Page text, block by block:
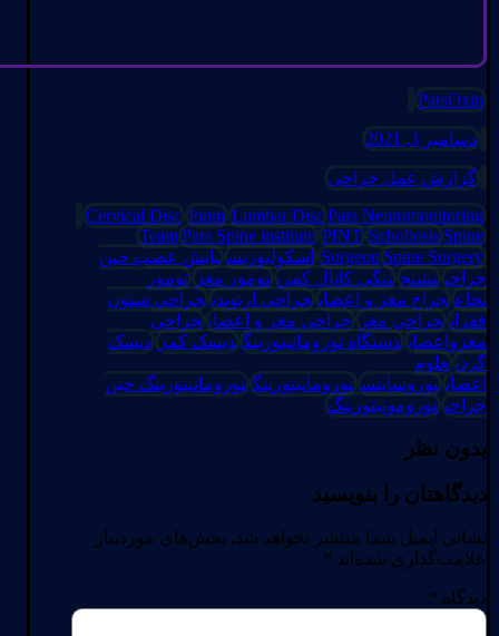
ParsOxin
دسامبر 3, 2021
گزارش عمل جراحی
Cervical Disc Ionm Lumbar DiscPars Neuromonitoring
TeamPars Spine institute PINT Scholiosis Spine
Surgeon Spine Surgery اسکولیوزیس پایش عصب حین
جراحی تشنج تنگی کانال کمری تومور مغز
تومور
نخاع جراح مغز و اعصاب جراحی ارتوپدی جراحی ستون
فقرات جراحی مغز جراحی مغز و اعصاب جراحی
مغزواعصاب دستگاه نورومانیتورینگ دیسک کمر
دیسک
گردن علوم
اعصاب نوروساینس نورومانیتورینگ نورومانیتورینگ حین
جراحی نورومونیتورینگ
بدون نظر
دیدگاهتان را بنویسید
نشانی ایمیل شما منتشر نخواهد شد. بخش‌های موردنیاز
علامت‌گذاری شده‌اند *
دیدگاه *